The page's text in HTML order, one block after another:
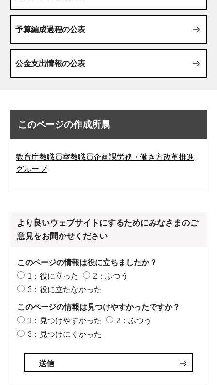
予算編成過程の公表
公金支出情報の公表
このページの作成所属
教育庁教職員室教職員企画課労務・働き方改革推進
グループ
より良いウェブサイトにするためにみなさまのご
意見をお聞かせください
このページの情報は役に立ちましたか？
1：役に立った
2：ふつう
3：役に立たなかった
このページの情報は見つけやすかったですか？
1：見つけやすかった
2：ふつう
3：見つけにくかった